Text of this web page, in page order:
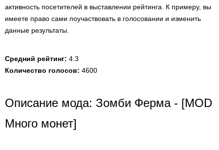
активность посетителей в выставлении рейтинга. К примеру, вы
имеете право сами поучаствовать в голосовании и изменить
данные результаты.
Средний рейтинг: 4.3
Количество голосов: 4600
Описание мода: Зомби Ферма - [MOD
Много монет]